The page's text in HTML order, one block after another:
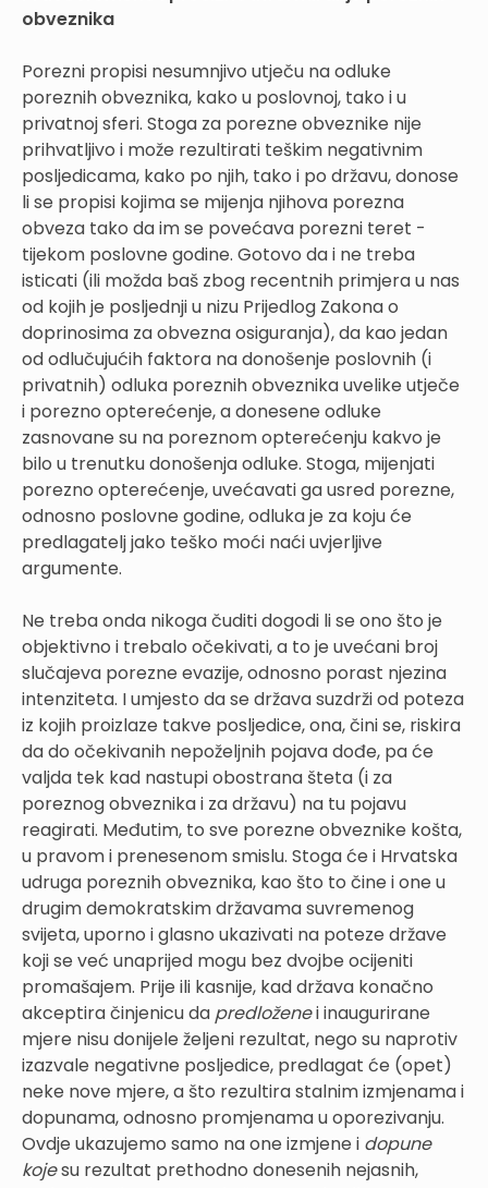
obveznika
Porezni propisi nesumnjivo utječu na odluke
poreznih obveznika, kako u poslovnoj, tako i u
privatnoj sferi. Stoga za porezne obveznike nije
prihvatljivo i može rezultirati teškim negativnim
posljedicama, kako po njih, tako i po državu, donose
li se propisi kojima se mijenja njihova porezna
obveza tako da im se povećava porezni teret -
tijekom poslovne godine. Gotovo da i ne treba
isticati (ili možda baš zbog recentnih primjera u nas
od kojih je posljednji u nizu Prijedlog Zakona o
doprinosima za obvezna osiguranja), da kao jedan
od odlučujućih faktora na donošenje poslovnih (i
privatnih) odluka poreznih obveznika uvelike utječe
i porezno opterećenje, a donesene odluke
zasnovane su na poreznom opterećenju kakvo je
bilo u trenutku donošenja odluke. Stoga, mijenjati
porezno opterećenje, uvećavati ga usred porezne,
odnosno poslovne godine, odluka je za koju će
predlagatelj jako teško moći naći uvjerljive
argumente.
Ne treba onda nikoga čuditi dogodi li se ono što je
objektivno i trebalo očekivati, a to je uvećani broj
slučajeva porezne evazije, odnosno porast njezina
intenziteta. I umjesto da se država suzdrži od poteza
iz kojih proizlaze takve posljedice, ona, čini se, riskira
da do očekivanih nepoželjnih pojava dođe, pa će
valjda tek kad nastupi obostrana šteta (i za
poreznog obveznika i za državu) na tu pojavu
reagirati. Međutim, to sve porezne obveznike košta,
u pravom i prenesenom smislu. Stoga će i Hrvatska
udruga poreznih obveznika, kao što to čine i one u
drugim demokratskim državama suvremenog
svijeta, uporno i glasno ukazivati na poteze države
koji se već unaprijed mogu bez dvojbe ocijeniti
promašajem. Prije ili kasnije, kad država konačno
akceptira činjenicu da predloženei inaugurirane
mjere nisu donijele željeni rezultat, nego su naprotiv
izazvale negativne posljedice, predlagat će (opet)
neke nove mjere, a što rezultira stalnim izmjenama i
dopunama, odnosno promjenama u oporezivanju.
Ovdje ukazujemo samo na one izmjene i dopune
kojesu rezultat prethodno donesenih nejasnih,